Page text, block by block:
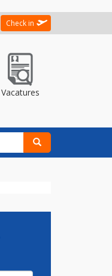
Check in
Vacatures